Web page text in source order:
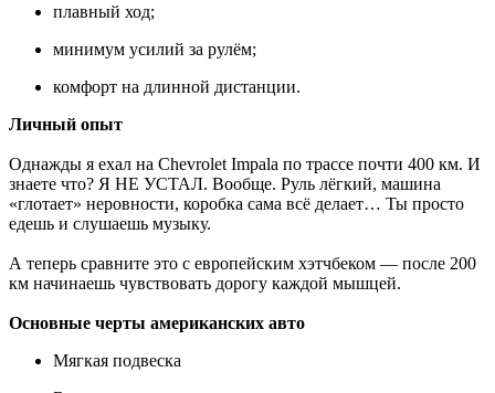
плавный ход;
минимум усилий за рулём;
комфорт на длинной дистанции.
Личный опыт
Однажды я ехал на Chevrolet Impala по трассе почти 400 км. И
знаете что? Я НЕ УСТАЛ. Вообще. Руль лёгкий, машина
«глотает» неровности, коробка сама всё делает… Ты просто
едешь и слушаешь музыку.
А теперь сравните это с европейским хэтчбеком — после 200
км начинаешь чувствовать дорогу каждой мышцей.
Основные черты американских авто
Мягкая подвеска